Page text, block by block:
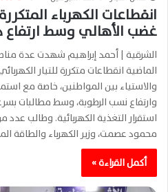
انقطاعات الكهرباء
غضب الأهالي وسط ارتفاع
الشرقية | أحمد إبراهيم شهدت عدة
الماضية انقطاعات متكررة للتيار
والاستياء بين المواطنين، خاصة مع
وارتفاع نسب الرطوبة، وسط مطالبات
استقرار التغذية الكهربائية. وطالب
محمود عصمت، وزير الكهرباء والطاقة
أكمل القراءة »